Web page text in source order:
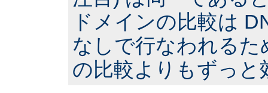
ドメインの比較は
なしで行なわれる
の比較よりもずっと